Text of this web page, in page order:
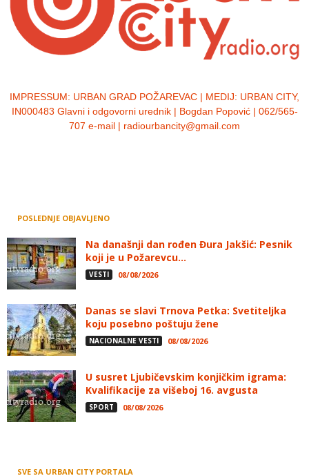
IMPRESSUM: URBAN GRAD POŽAREVAC | MEDIJ: URBAN CITY,
IN000483 Glavni i odgovorni urednik | Bogdan Popović | 062/565-
707 e-mail | radiourbancity@gmail.com
POSLEDNJE OBJAVLJENO
Na današnji dan rođen Đura Jakšić: Pesnik
koji je u Požarevcu...
VESTI 08/08/2026
Danas se slavi Trnova Petka: Svetiteljka
koju posebno poštuju žene
NACIONALNE VESTI 08/08/2026
U susret Ljubičevskim konjičkim igrama:
Kvalifikacije za višeboj 16. avgusta
SPORT 08/08/2026
SVE SA URBAN CITY PORTALA